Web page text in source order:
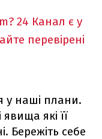
24 Канал є у
перевірені
у наші плани.
які її
Бережіть себе